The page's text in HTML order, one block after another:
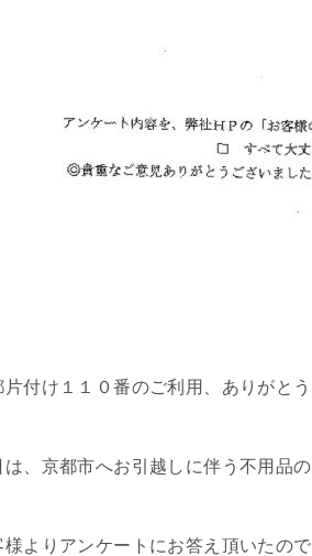
片付け１１０番のご利用、ありがとう
は、京都市へお引越しに伴う不用品
様よりアンケートにお答え頂いたので